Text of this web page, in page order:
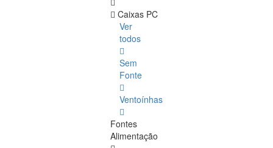
Caixas PC
Ver
todos
Sem
Fonte
Ventoínhas
Fontes
Alimentação